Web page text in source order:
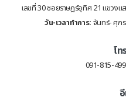
เลขที่ 30 ซอยราษฎร์อุทิศ 21 แขวง
วัน-เวลาทำการ: จันทร์- ศุกร
โ
091-815-